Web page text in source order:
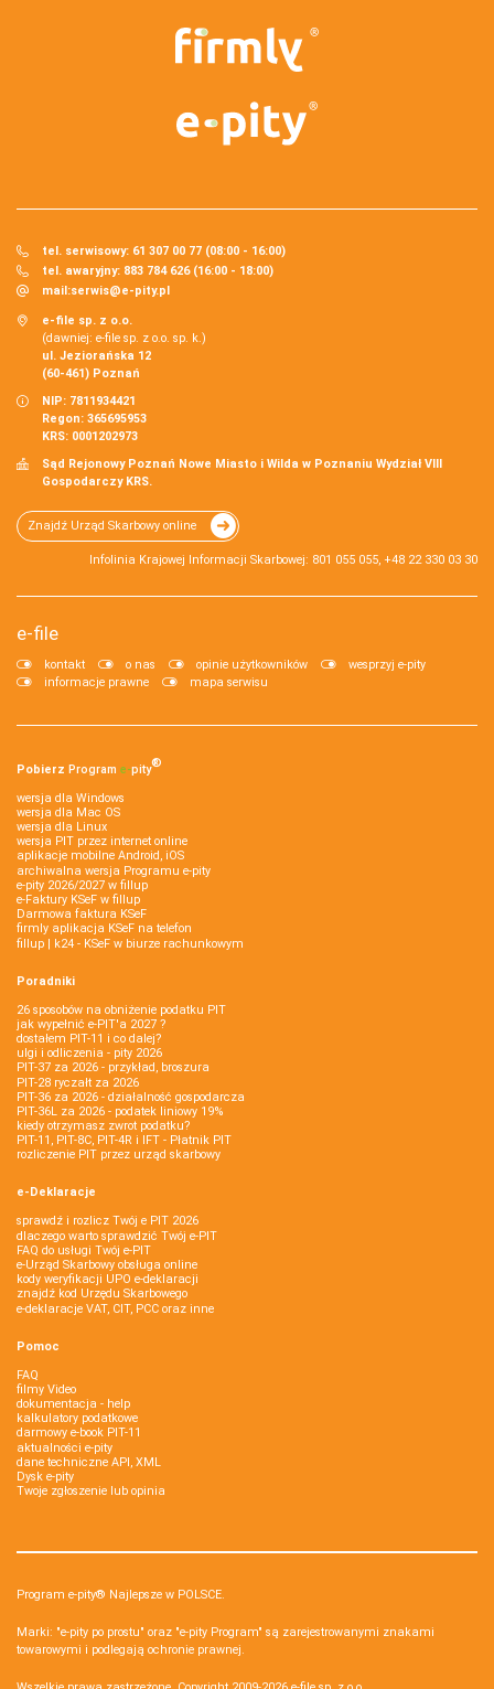
tel. serwisowy: 61 307 00 77 (08:00 - 16:00)
tel. awaryjny: 883 784 626 (16:00 - 18:00)
mail:serwis@e-pity.pl
e-file sp. z o.o.
(dawniej: e-file sp. z o.o. sp. k.)
ul. Jeziorańska 12
(60-461) Poznań
NIP: 7811934421
Regon: 365695953
KRS: 0001202973
Sąd Rejonowy Poznań Nowe Miasto i Wilda w Poznaniu Wydział VIII
Gospodarczy KRS.
Znajdź Urząd Skarbowy online
Infolinia Krajowej Informacji Skarbowej: 801 055 055, +48 22 330 03 30
e-file
kontakt o nas opinie użytkowników
wesprzyj e-pity
informacje prawne
mapa serwisu
Pobierz Program e‑pity®
wersja dla Windows
wersja dla Mac OS
wersja dla Linux
wersja PIT przez internet online
aplikacje mobilne Android, iOS
archiwalna wersja Programu e-pity
e-pity 2026/2027 w fillup
e‑Faktury KSeF w fillup
Darmowa faktura KSeF
firmly aplikacja KSeF na telefon
fillup | k24 - KSeF w biurze rachunkowym
Poradniki
26 sposobów na obniżenie podatku PIT
jak wypełnić e-PIT'a 2027 ?
dostałem PIT-11 i co dalej?
ulgi i odliczenia - pity 2026
PIT-37 za 2026 - przykład, broszura
PIT-28 ryczałt za 2026
PIT-36 za 2026 - działalność gospodarcza
PIT-36L za 2026 - podatek liniowy 19%
kiedy otrzymasz zwrot podatku?
PIT-11, PIT-8C, PIT-4R i IFT - Płatnik PIT
rozliczenie PIT przez urząd skarbowy
e-Deklaracje
sprawdź i rozlicz Twój e PIT 2026
dlaczego warto sprawdzić Twój e-PIT
FAQ do usługi Twój e-PIT
e-Urząd Skarbowy obsługa online
kody weryfikacji UPO e-deklaracji
znajdź kod Urzędu Skarbowego
e-deklaracje VAT, CIT, PCC oraz inne
Pomoc
FAQ
filmy Video
dokumentacja - help
kalkulatory podatkowe
darmowy e-book PIT-11
aktualności e-pity
dane techniczne API, XML
Dysk e-pity
Twoje zgłoszenie lub opinia
Program e-pity® Najlepsze w POLSCE.
Marki: "e-pity po prostu" oraz "e-pity Program" są zarejestrowanymi znakami
towarowymi i podlegają ochronie prawnej.